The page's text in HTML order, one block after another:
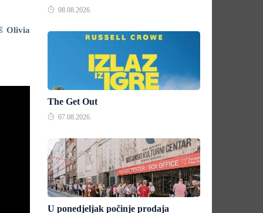
Olivia
08.08.2026.
The Get Out
07.08.2026.
U ponedjeljak počinje prodaja